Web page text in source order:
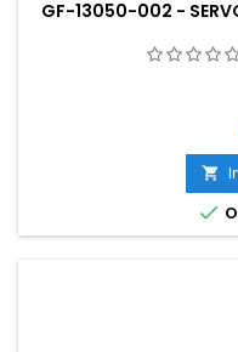
GF-13050-002 -

